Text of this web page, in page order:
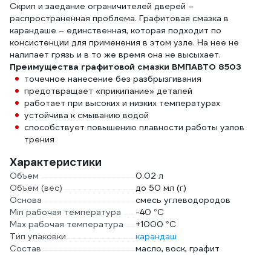
Скрип и заедание ограничителей дверей –
распространенная проблема. Графитовая смазка в
карандаше – единственная, которая подходит по
консистенции для применения в этом узле. На нее не
налипает грязь и в то же время она не высыхает.
Преимущества графитовой смазки ВМПАВТО 8503
точечное нанесение без разбрызгивания
предотвращает «прикипание» деталей
работает при высоких и низких температурах
устойчива к смыванию водой
способствует повышению плавности работы узлов
трения
Характеристики
Объем
0.02 л
Объем (вес)
до 50 мл (г)
Основа
смесь углеводородов
Min рабочая температура
-40 °С
Max рабочая температура
+1000 °С
Тип упаковки
карандаш
Состав
масло, воск, графит